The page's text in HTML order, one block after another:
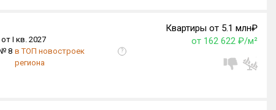
от I кв. 2027
8 в ТОП новостроек
региона
?
Квартиры от 5.1 млн₽
от 162 622 ₽/м²